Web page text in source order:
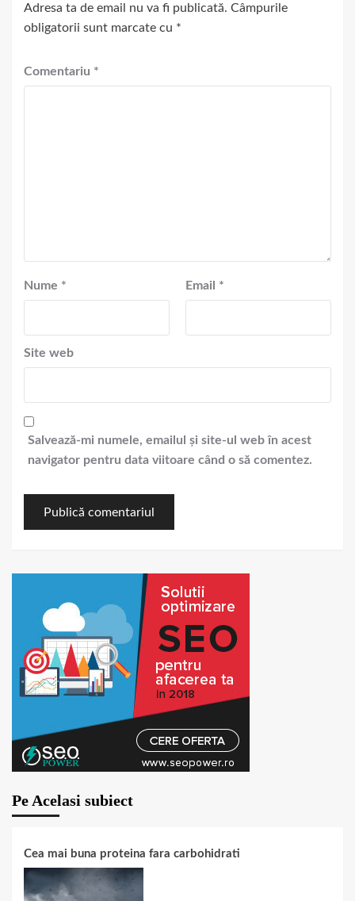
Adresa ta de email nu va fi publicată. Câmpurile
obligatorii sunt marcate cu *
Comentariu *
Nume * Email *
Site web
Salvează-mi numele, emailul și site-ul web în acest
navigator pentru data viitoare când o să comentez.
Pe Acelasi subiect
Cea mai buna proteina fara carbohidrati